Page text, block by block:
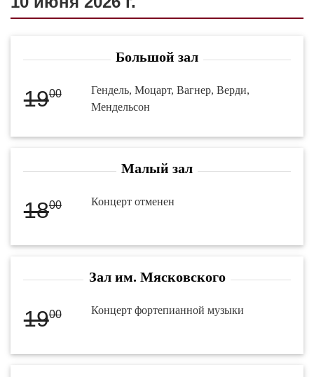
Большой зал
1900
Гендель, Моцарт, Вагнер, Верди,
Мендельсон
Малый зал
1800 Концерт отменен
Зал им. Мясковского
1900 Концерт фортепианной музыки